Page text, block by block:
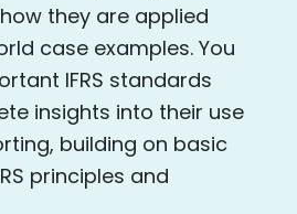
they are applied
case examples. You
IFRS standards
insights into their use
building on basic
principles and